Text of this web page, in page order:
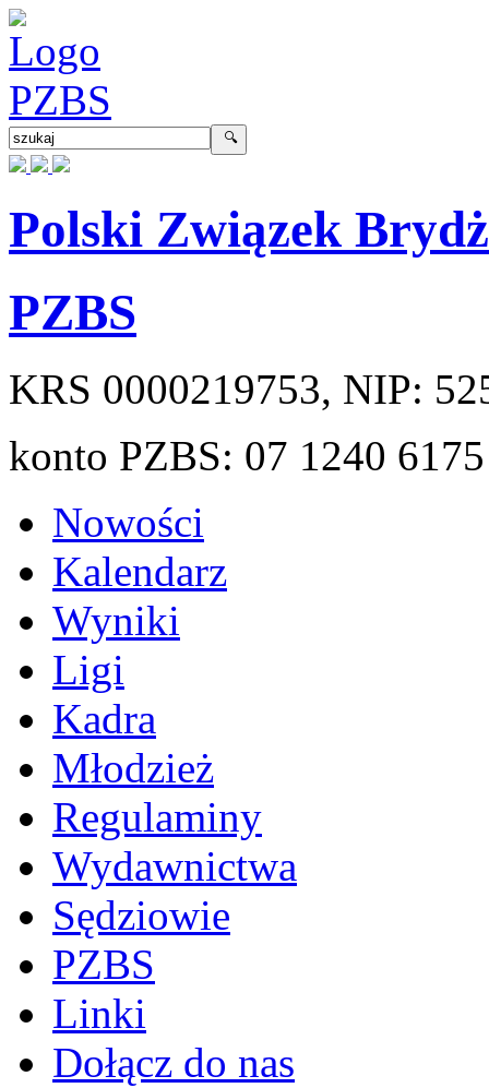
Polski Związek
PZBS
KRS 0000219753, NIP:
konto PZBS: 07 1240
Nowości
Kalendarz
Wyniki
Ligi
Kadra
Młodzież
Regulaminy
Wydawnictwa
Sędziowie
PZBS
Linki
Dołącz do nas